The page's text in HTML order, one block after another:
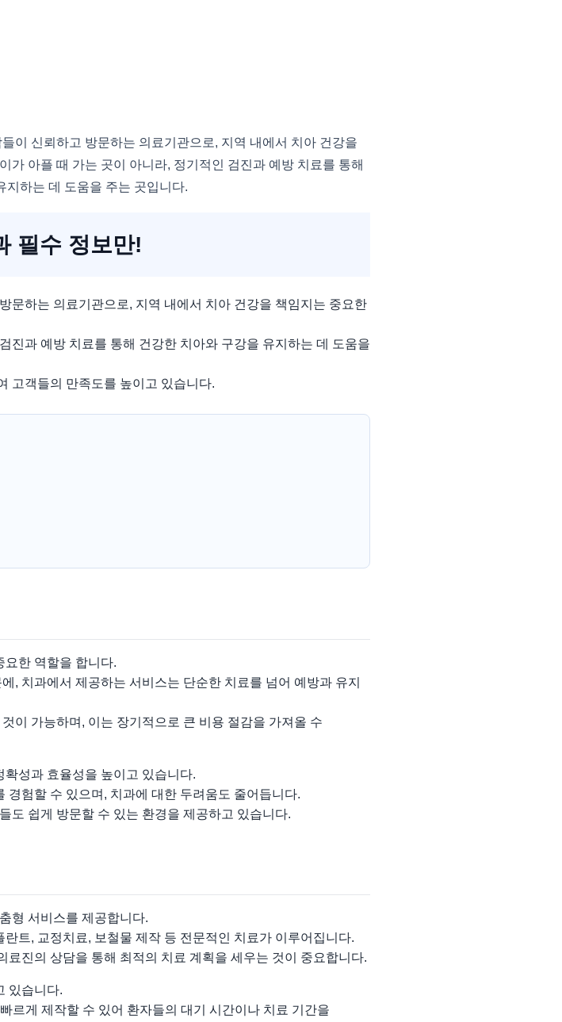
이 신뢰하고 방문하는 의료기관으로, 지역 내에서 치아 건강을
가 아플 때 가는 곳이 아니라, 정기적인 검진과 예방 치료를 통해
지하는 데 도움을 주는 곳입니다.
필수 정보만!
문하는 의료기관으로, 지역 내에서 치아 건강을 책임지는 중요한
진과 예방 치료를 통해 건강한 치아와 구강을 유지하는 데 도움을
고객들의 만족도를 높이고 있습니다.
요한 역할을 합니다.
, 치과에서 제공하는 서비스는 단순한 치료를 넘어 예방과 유지
이 가능하며, 이는 장기적으로 큰 비용 절감을 가져올 수
성과 효율성을 높이고 있습니다.
험할 수 있으며, 치과에 대한 두려움도 줄어듭니다.
도 쉽게 방문할 수 있는 환경을 제공하고 있습니다.
형 서비스를 제공합니다.
트, 교정치료, 보철물 제작 등 전문적인 치료가 이루어집니다.
진의 상담을 통해 최적의 치료 계획을 세우는 것이 중요합니다.
있습니다.
르게 제작할 수 있어 환자들의 대기 시간이나 치료 기간을